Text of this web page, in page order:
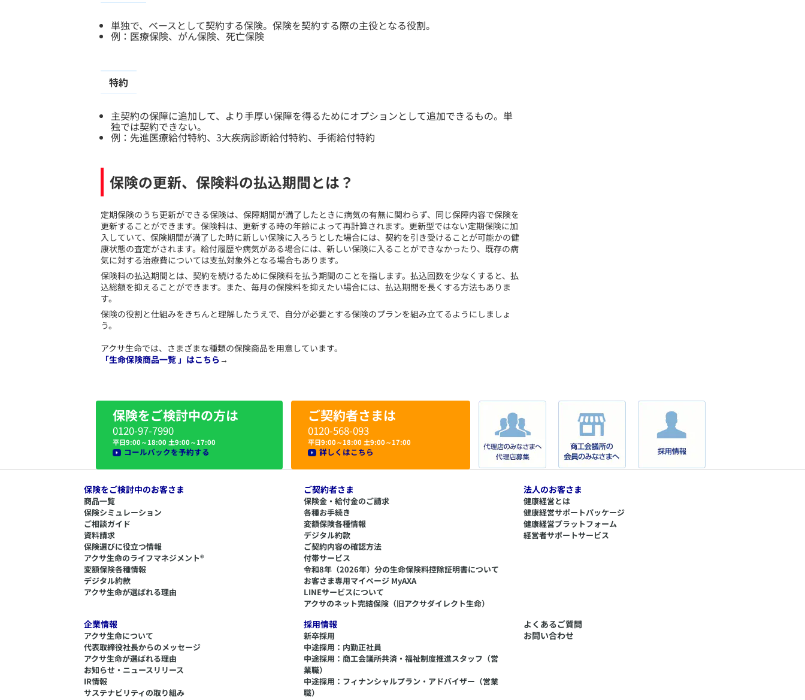
単独で、ベースとして契約する保険。保険を契約する際の主役となる役割。
例：医療保険、がん保険、死亡保険
特約
主契約の保障に追加して、より手厚い保障を得るためにオプションとして追加できるもの。単
独では契約できない。
例：先進医療給付特約、3大疾病診断給付特約、手術給付特約
保険の更新、保険料の払込期間とは？
​定期保険のうち更新ができる保険は、保障期間が満了したときに病気の有無に関わらず、同じ保障内容で保険を
更新することができます。保険料は、更新する時の年齢によって再計算されます。更新型ではない定期保険に加
入していて、保険期間が満了した時に新しい保険に入ろうとした場合には、契約を引き受けることが可能かの健
康状態の査定がされます。給付履歴や病気がある場合には、新しい保険に入ることができなかったり、既存の病
気に対する治療費については支払対象外となる場合もあります。
保険料の払込期間とは、契約を続けるために保険料を払う期間のことを指します。払込回数を少なくすると、払
込総額を抑えることができます。また、毎月の保険料を抑えたい場合には、払込期間を長くする方法もありま
す。
保険の役割と仕組みをきちんと理解したうえで、自分が必要とする保険のプランを組み立てるようにしましょ
う。
アクサ生命では、さまざまな種類の保険商品を用意しています。
「生命保険商品一覧 」はこちら→
保険をご検討中の方は
0120-97-7990
平日9:00～18:00 土9:00～17:00
コールバックを予約する
ご契約者さまは
0120-568-093
平日9:00～18:00 土9:00～17:00
詳しくはこちら
保険をご検討中のお客さま
商品一覧
保険シミュレーション
ご相談ガイド
資料請求
保険選びに役立つ情報
​アクサ生命のライフマネジメント®
変額保険各種情報
デジタル約款
アクサ生命が選ばれる理由
ご契約者さま
保険金・給付金のご請求
各種お手続き
変額保険各種情報
デジタル約款
ご契約内容の確認方法
付帯サービス
令和8年（2026年）分の生命保険料控除証明書について
​お客さま専用マイページ MyAXA
LINEサービスについて
アクサのネット完結保険（旧アクサダイレクト生命）
法人のお客さま
健康経営とは
健康経営サポートパッケージ
健康経営プラットフォーム
経営者サポートサービス
企業情報
アクサ生命について
代表取締役社長からのメッセージ
アクサ生命が選ばれる理由
お知らせ・ニュースリリース
IR情報
サステナビリティの取り組み
採用情報
新卒採用
中途採用：内勤正社員
中途採用：商工会議所共済・福祉制度推進スタッフ（営
業職）
中途採用：フィナンシャルプラン・アドバイザー（営業
職）
よくあるご質問
お問い合わせ